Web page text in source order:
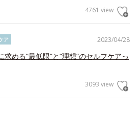
4761 view
2023/04/28
ア
求める“最低限”と“理想”のセルフケアっ
3093 view